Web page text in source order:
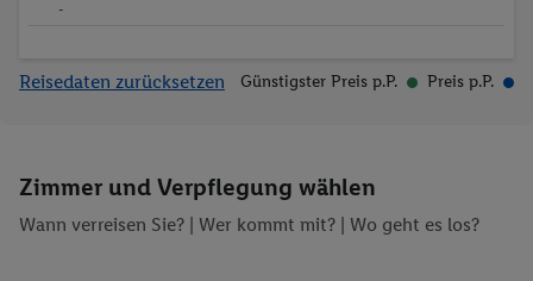
-
Reisedaten zurücksetzen Günstigster Preis p.P. Preis p.P.
Zimmer und Verpflegung wählen
Wann verreisen Sie? | Wer kommt mit? | Wo geht es los?